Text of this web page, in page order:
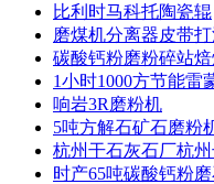
比利时马科托陶瓷辊
磨煤机分离器皮带
碳酸钙粉磨粉碎站
1小时1000方节能雷
响岩3R磨粉机
5吨方解石矿石磨粉
杭州干石灰石厂杭
时产65吨碳酸钙粉